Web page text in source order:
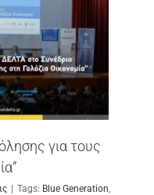
για τους
| Tags: Blue Generation